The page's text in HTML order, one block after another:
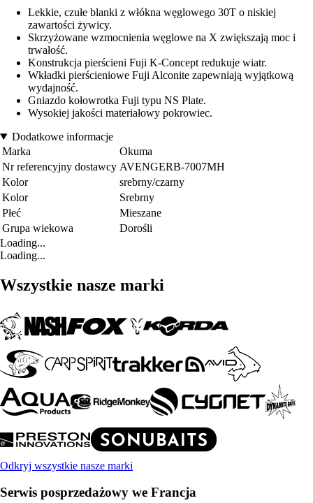
Lekkie, czułe blanki z włókna węglowego 30T o niskiej
zawartości żywicy.
Skrzyżowane wzmocnienia węglowe na X zwiększają moc i
trwałość.
Konstrukcja pierścieni Fuji K-Concept redukuje wiatr.
Wkładki pierścieniowe Fuji Alconite zapewniają wyjątkową
wydajność.
Gniazdo kołowrotka Fuji typu NS Plate.
Wysokiej jakości materiałowy pokrowiec.
Dodatkowe informacje
Marka
Okuma
Nr referencyjny dostawcy AVENGERB-7007MH
Kolor
srebrny/czarny
Kolor
Srebrny
Płeć
Mieszane
Grupa wiekowa
Dorośli
Loading...
Loading...
Wszystkie nasze marki
Odkryj wszystkie nasze marki
Serwis posprzedażowy we Francja